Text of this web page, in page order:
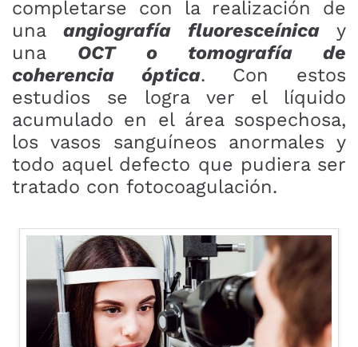
Prueba de agudeza visual
irve para valorar la capacidad de distinguir los
completarse con la realización de
unaangiografía fluoresceínicay
una OCT o tomografía de
coherencia óptica. Con estos
estudios se logra ver el líquido
acumulado en el área sospechosa,
los vasos sanguíneos anormales y
todo aquel defecto que pudiera ser
tratado con fotocoagulación.